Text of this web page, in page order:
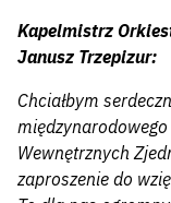
Kapelmistrz
Janusz Trzepizur:
Chciałbym
Wewnętrznych
zaproszenie do